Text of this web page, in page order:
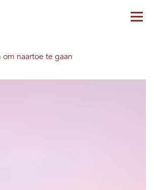
om naartoe te gaan